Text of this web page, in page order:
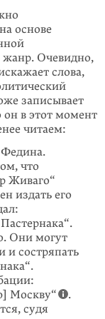
основе
жанр. Очевидно,
слова,
записывает
он в этот момент
читаем:
Федина.
что
Живаго“
издать его
Они могут
и состряпать
Москву“
.
судя